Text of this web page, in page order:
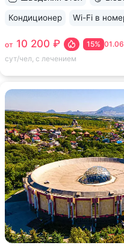
15%
от 10 200 ₽
сут/чел, с лечением
Кондиционер Wi-Fi в